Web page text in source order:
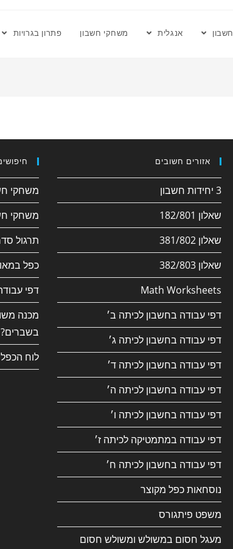
חשבון אנגלית משחקי חשבון פתרון בגרויות
אזורים חשובים
3 יחידות חשבון
שאלון 182/801
שאלון 381/802
שאלון 382/803
Math Worksheets
דפי עבודה בחשבון לכיתה ב׳
דפי עבודה בחשבון לכיתה ג׳
דפי עבודה בחשבון לכיתה ד׳
דפי עבודה בחשבון לכיתה ה׳
דפי עבודה בחשבון לכיתה ו׳
דפי עבודה במתמטיקה לכיתה ז׳
דפי עבודה בחשבון לכיתה ח׳
נוסחאות כפל מקוצר
משפט פיתגורס
מעגל חסום במשולש ומשולש חסום
משחקי
משחקי
תרגול
כפל
דפי
מכנה
בשברים?
לוח